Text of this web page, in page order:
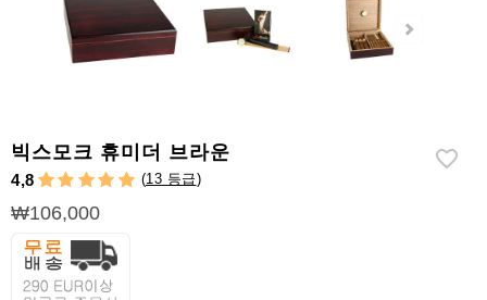
시
저
빅스모크 휴미더 브라운
4,8 (13 등급)
₩106,000